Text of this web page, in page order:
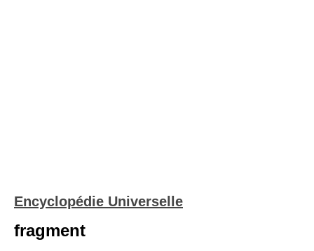
Encyclopédie Universelle
fragment